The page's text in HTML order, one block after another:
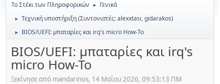
Το Στέκι των Πληροφορικών ► Γενικά
► Τεχνική υποστήριξη(Συντονιστές:alexxtasi,gidarakos)
► BIOS/UEFI: μπαταρίες και irq's micro How-To
BIOS/UEFI: μπαταρίες και irq's
micro How-To
Ξεκίνησε από mandarinos, 14 Μαΐου 2026, 09:53:13 ΠΜ